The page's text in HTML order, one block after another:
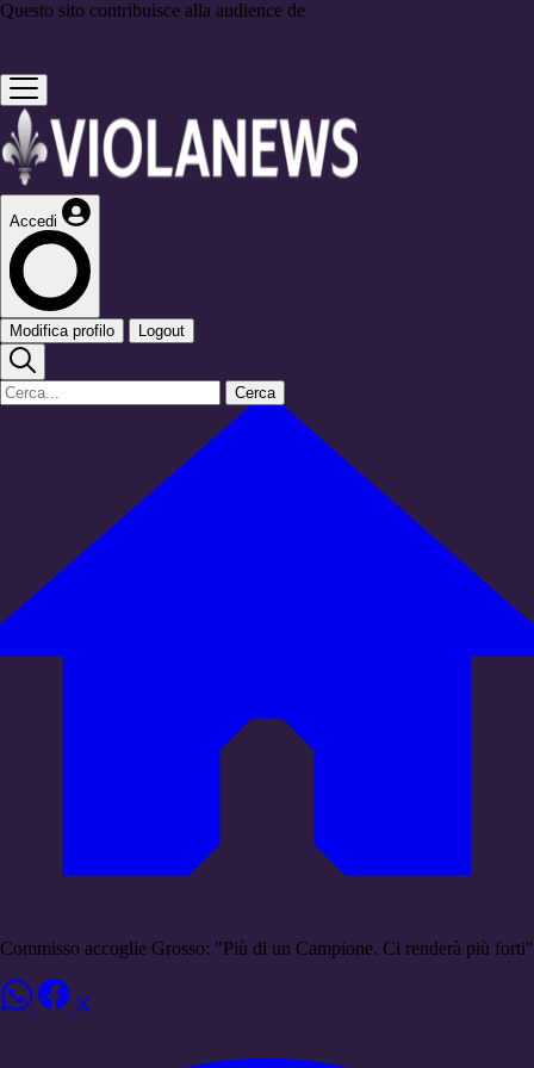
Questo sito contribuisce alla audience de
Accedi
Modifica profilo Logout
Cerca
Commisso accoglie Grosso: "Più di un Campione. Ci renderà più forti"